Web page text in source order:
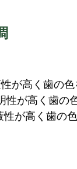
性が高く歯の
性が高く歯の
性が高く歯の